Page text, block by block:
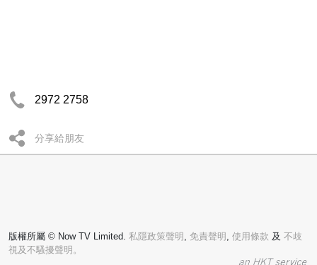
2972 2758
分享給朋友
版權所屬 © Now TV Limited. 私隱政策聲明 , 免責聲明 , 使用條款 及 不歧
視及不騷擾聲明。